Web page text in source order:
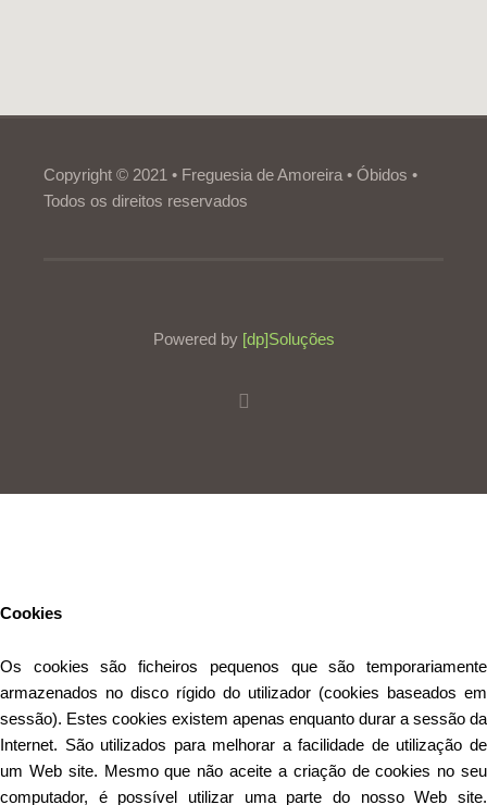
Copyright © 2021 • Freguesia de Amoreira • Óbidos •
Todos os direitos reservados
Powered by [dp]Soluções
Cookies
Os cookies são ficheiros pequenos que são temporariamente
armazenados no disco rígido do utilizador (cookies baseados em
sessão). Estes cookies existem apenas enquanto durar a sessão da
Internet. São utilizados para melhorar a facilidade de utilização de
um Web site. Mesmo que não aceite a criação de cookies no seu
computador, é possível utilizar uma parte do nosso Web site.